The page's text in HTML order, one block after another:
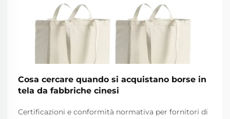
Cosa cercare quando si acquistano borse in
tela da fabbriche cinesi
Certificazioni e conformità normativa per fornitori di